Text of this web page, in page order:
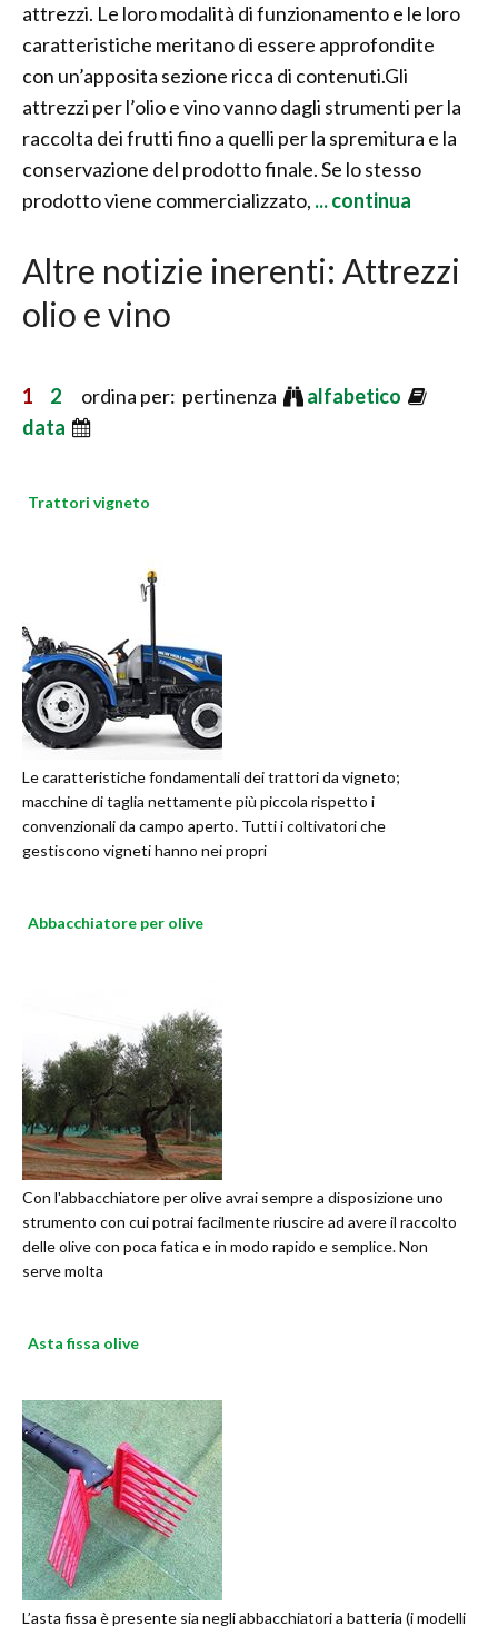
attrezzi. Le loro modalità di funzionamento e le loro
caratteristiche meritano di essere approfondite
con un’apposita sezione ricca di contenuti.Gli
attrezzi per l’olio e vino vanno dagli strumenti per la
raccolta dei frutti fino a quelli per la spremitura e la
conservazione del prodotto finale. Se lo stesso
prodotto viene commercializzato, ... continua
Altre notizie inerenti: Attrezzi
olio e vino
1 2 ordina per: pertinenza
alfabetico
data
Trattori vigneto
Le caratteristiche fondamentali dei trattori da vigneto;
macchine di taglia nettamente più piccola rispetto i
convenzionali da campo aperto. Tutti i coltivatori che
gestiscono vigneti hanno nei propri
Abbacchiatore per olive
Con l'abbacchiatore per olive avrai sempre a disposizione uno
strumento con cui potrai facilmente riuscire ad avere il raccolto
delle olive con poca fatica e in modo rapido e semplice. Non
serve molta
Asta fissa olive
L’asta fissa è presente sia negli abbacchiatori a batteria (i modelli